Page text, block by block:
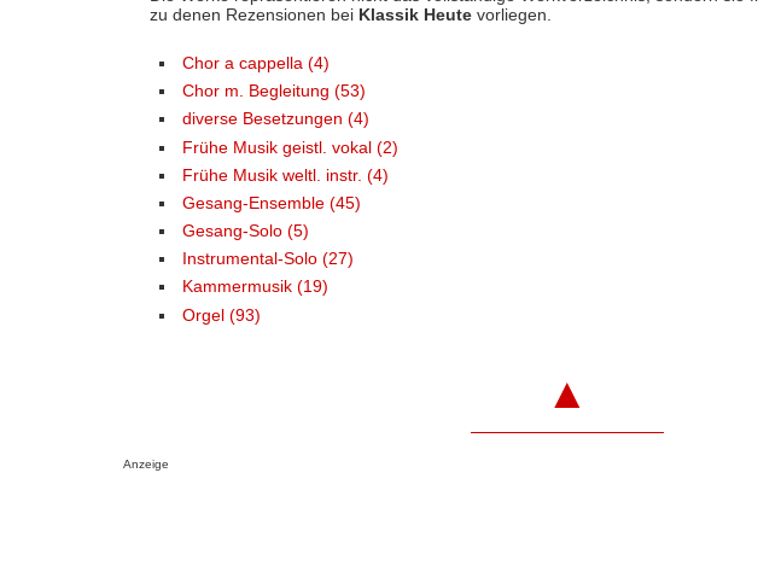
zu denen Rezensionen bei Klassik Heutevorliegen.
Chor a cappella (4)
Chor m. Begleitung (53)
diverse Besetzungen (4)
Frühe Musik geistl. vokal (2)
Frühe Musik weltl. instr. (4)
Gesang-Ensemble (45)
Gesang-Solo (5)
Instrumental-Solo (27)
Kammermusik (19)
Orgel (93)
▲
Anzeige